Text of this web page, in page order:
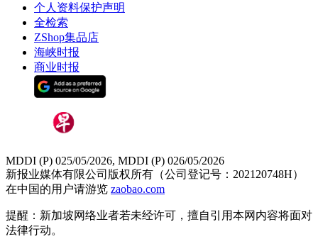
个人资料保护声明
全检索
ZShop集品店
海峡时报
商业时报
MDDI (P) 025/05/2026, MDDI (P) 026/05/2026
新报业媒体有限公司版权所有（公司登记号：202120748H）
在中国的用户请游览 zaobao.com
提醒：新加坡网络业者若未经许可，擅自引用本网内容将面对
法律行动。